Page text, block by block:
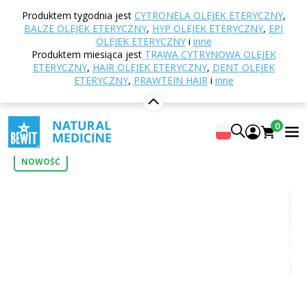
Produktem tygodnia jest CYTRONELA OLEJEK ETERYCZNY,
BALZE OLEJEK ETERYCZNY, HYP OLEJEK ETERYCZNY, EPI
OLEJEK ETERYCZNYi inne
Produktem miesiąca jest TRAWA CYTRYNOWA OLEJEK
ETERYCZNY, HAIR OLEJEK ETERYCZNY, DENT OLEJEK
ETERYCZNY, PRAWTEIN HAIRi inne
0
Strona główna
akcesoria
Kryształy mentolu
Kryształy mentolu
Dodaj własną ocenę
NOWOŚĆ